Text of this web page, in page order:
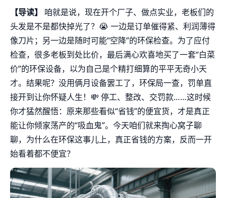
【导读】
咱就是说，现在开个厂子、做点实业，老板们的
头发是不是都快掉光了？😭 一边是订单催得紧、利润薄得
像刀片；另一边是随时可能“空降”的环保检查。为了应付
检查，很多老板到处比价，最后满心欢喜地买了一套“白菜
价”的环保设备，以为自己是个精打细算的平平无奇小天
才。结果呢？没用俩月设备罢工了，环保局一查，罚单直
接开到让你怀疑人生！💸 停工、整改、交罚款……这时候
你才猛然醒悟：原来那些看似“省钱”的便宜货，才是真正
能让你倾家荡产的“吸血鬼”。今天咱们就来掏心窝子聊
聊，为什么在环保这事儿上，真正省钱的方案，反而一开
始看着都不便宜？